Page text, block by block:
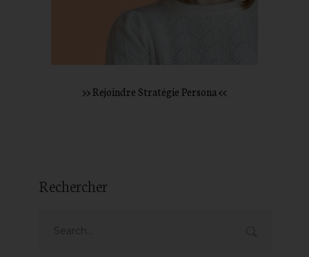
>> Rejoindre Stratégie Persona <<
Rechercher